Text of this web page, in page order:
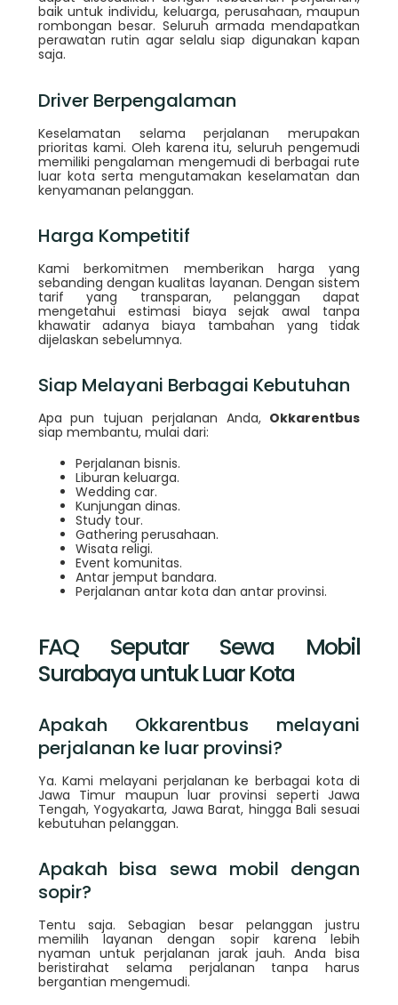
baik untuk individu, keluarga, perusahaan, maupun
rombongan besar. Seluruh armada mendapatkan
perawatan rutin agar selalu siap digunakan kapan
saja.
Driver Berpengalaman
Keselamatan selama perjalanan merupakan
prioritas kami. Oleh karena itu, seluruh pengemudi
memiliki pengalaman mengemudi di berbagai rute
luar kota serta mengutamakan keselamatan dan
kenyamanan pelanggan.
Harga Kompetitif
Kami berkomitmen memberikan harga yang
sebanding dengan kualitas layanan. Dengan sistem
tarif yang transparan, pelanggan dapat
mengetahui estimasi biaya sejak awal tanpa
khawatir adanya biaya tambahan yang tidak
dijelaskan sebelumnya.
Siap Melayani Berbagai Kebutuhan
Apa pun tujuan perjalanan Anda, Okkarentbus
siap membantu, mulai dari:
Perjalanan bisnis.
Liburan keluarga.
Wedding car.
Kunjungan dinas.
Study tour.
Gathering perusahaan.
Wisata religi.
Event komunitas.
Antar jemput bandara.
Perjalanan antar kota dan antar provinsi.
FAQ Seputar Sewa Mobil
Surabaya untuk Luar Kota
Apakah Okkarentbus melayani
perjalanan ke luar provinsi?
Ya. Kami melayani perjalanan ke berbagai kota di
Jawa Timur maupun luar provinsi seperti Jawa
Tengah, Yogyakarta, Jawa Barat, hingga Bali sesuai
kebutuhan pelanggan.
Apakah bisa sewa mobil dengan
sopir?
Tentu saja. Sebagian besar pelanggan justru
memilih layanan dengan sopir karena lebih
nyaman untuk perjalanan jarak jauh. Anda bisa
beristirahat selama perjalanan tanpa harus
bergantian mengemudi.